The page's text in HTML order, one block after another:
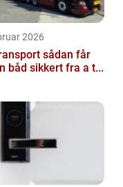
2026
sådan får
båd sikkert fra a t...